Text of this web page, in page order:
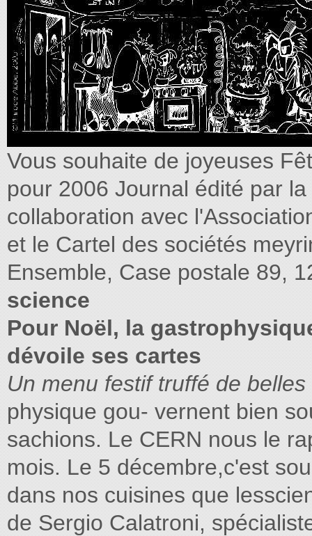
Vous souhaite de joyeuses
pour 2006 Journal édité par
collaboration avec
et le Cartel des sociétés
Ensemble, Case postale 89,
science
Pour Noël, la
dévoile ses cartes
Un menu festif truffé de
physique gou- vernent bien
sachions. Le CERN nous le
mois. Le 5 décembre,c'est
dans nos cuisines que
de Sergio Calatroni,